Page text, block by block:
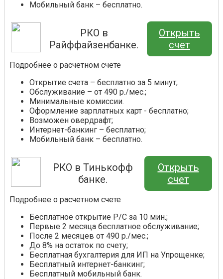
Мобильный банк – бесплатно.
РКО в
Райффайзенбанке.
Открыть
счет
Подробнее о расчетном счете
Открытие счета – бесплатно за 5 минут;
Обслуживание – от 490 р./мес.;
Минимальные комиссии.
Оформление зарплатных карт - бесплатно;
Возможен овердрафт;
Интернет-банкинг – бесплатно;
Мобильный банк – бесплатно.
РКО в Тинькофф
банке.
Открыть
счет
Подробнее о расчетном счете
Бесплатное открытие Р/С за 10 мин.;
Первые 2 месяца бесплатное обслуживание;
После 2 месяцев от 490 р./мес.;
До 8% на остаток по счету;
Бесплатная бухгалтерия для ИП на Упрощенке;
Бесплатный интернет-банкинг;
Бесплатный мобильный банк.